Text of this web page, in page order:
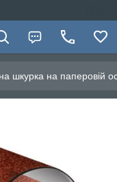
шкурка на паперовій